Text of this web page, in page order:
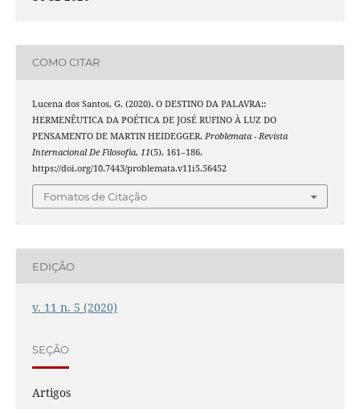
COMO CITAR
Lucena dos Santos, G. (2020). O DESTINO DA PALAVRA::
HERMENÊUTICA DA POÉTICA DE JOSÉ RUFINO À LUZ DO
PENSAMENTO DE MARTIN HEIDEGGER. Problemata - Revista
Internacional De Filosofia, 11(5), 161–186.
https://doi.org/10.7443/problemata.v11i5.56452
Fomatos de Citação
EDIÇÃO
v. 11 n. 5 (2020)
SEÇÃO
Artigos